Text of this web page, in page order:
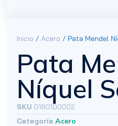
Inicio /Acero / Pata Mendel
Pata
Níquel
SKU 0180100002
Categoría Acero